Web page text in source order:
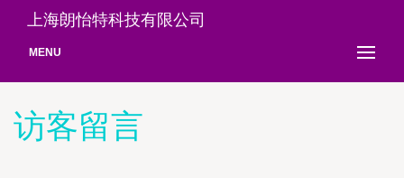
上海朗怡特科技有限公司
MENU
访客留言